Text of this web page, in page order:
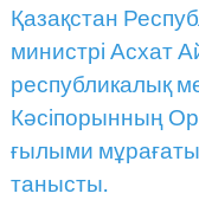
Қазақстан
министрі Асхат
республикалық
Кәсіпорынның
ғылыми
танысты.